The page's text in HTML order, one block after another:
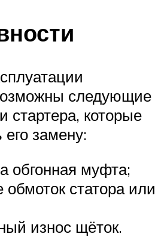
следующие
стартера, которые
его замену:
обгонная муфта;
статора или
износ щёток.